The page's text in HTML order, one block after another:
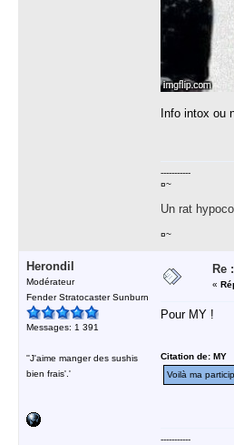
Info intox ou
-----------
¤~
Un rat
¤~
Herondil
Modérateur
Fender Stratocaster Sunburn
Messages: 1 391
''J'aime manger des sushis
bien frais'.'
Re
«
Pour MY !
Citation de: MY
Voilà ma
-----------